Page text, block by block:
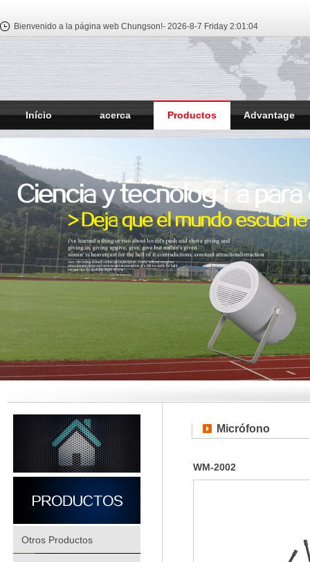
Bienvenido a la página web Chungson!- 2026-8-7 Friday 2:01:05
Início acerca Productos Advantage
Otros Productos
Micrófono
WM-2002